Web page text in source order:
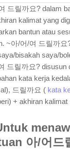
드릴까요? dalam
kalimat yang
bantun atau
~아/어/여 드릴까요
bisakah saya/
드릴까요? disusun
kata kerja
드릴까요 ( kata
+ akhiran kalimat
아/어드